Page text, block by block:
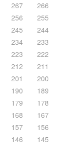
267 266
256 255
245 244
234 233
223 222
212 211
201 200
190 189
179 178
168 167
157 156
146 145